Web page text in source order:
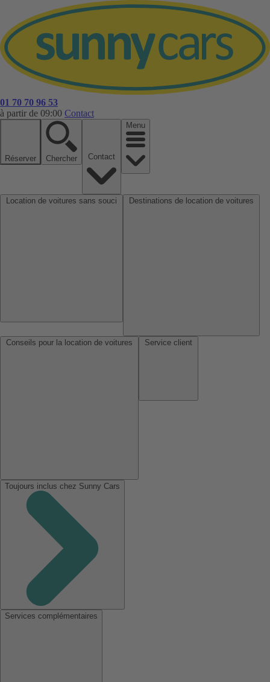
01 70 70 96 53
à partir de 09:00 Contact
Réserver Chercher
Menu
Toujours inclus chez Sunny Cars
Services complémentaires